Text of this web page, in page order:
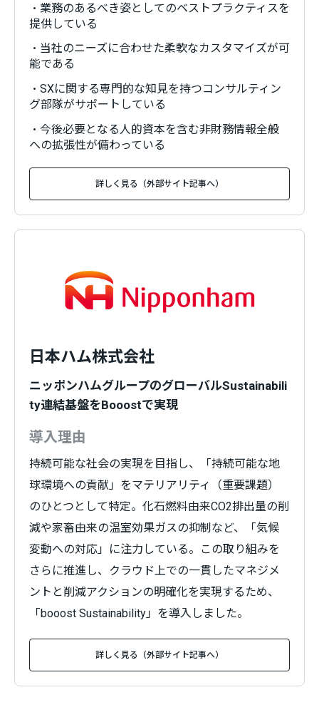
・業務のあるべき姿としてのベストプラクティスを
提供している
・当社のニーズに合わせた柔軟なカスタマイズが可
能である
・SXに関する専門的な知見を持つコンサルティン
グ部隊がサポートしている
・今後必要となる人的資本を含む非財務情報全般
への拡張性が備わっている
詳しく見る（外部サイト記事へ）
日本ハム株式会社
ニッポンハムグループのグローバルSustainabili
ty連結基盤をBooostで実現
導入理由
持続可能な社会の実現を目指し、「持続可能な地
球環境への貢献」をマテリアリティ（重要課題）
のひとつとして特定。化石燃料由来CO2排出量の削
減や家畜由来の温室効果ガスの抑制など、「気候
変動への対応」に注力している。この取り組みを
さらに推進し、クラウド上での一貫したマネジメ
ントと削減アクションの明確化を実現するため、
「booost Sustainability」を導入しました。
詳しく見る（外部サイト記事へ）